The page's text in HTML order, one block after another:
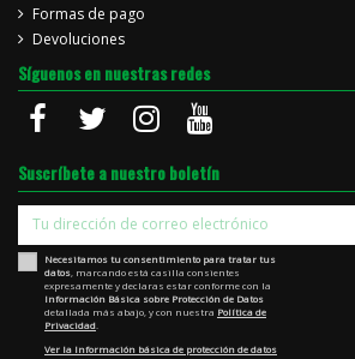
Formas de pago
Devoluciones
Síguenos en nuestras redes
Suscríbete a nuestro boletín
Necesitamos tu consentimiento para tratar tus
datos , marcando está casilla consientes
expresamente y declaras estar conforme con la
Información Básica sobre Protección de Datos
detallada más abajo, y con nuestra Política de
Privacidad
Ver la Información básica de protección de datos